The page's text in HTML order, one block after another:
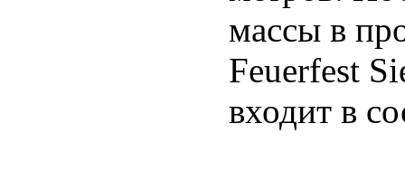
массы в
Feuerfest
входит в